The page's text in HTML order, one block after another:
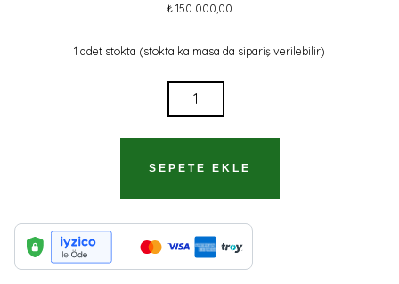
₺ 150.000,00
1 adet stokta (stokta kalmasa da sipariş verilebilir)
SEPETE EKLE